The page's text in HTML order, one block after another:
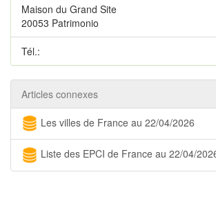
Maison du Grand Site
20053 Patrimonio
Tél.:
Articles connexes
Les villes de France au 22/04/2026
Liste des EPCI de France au 22/04/